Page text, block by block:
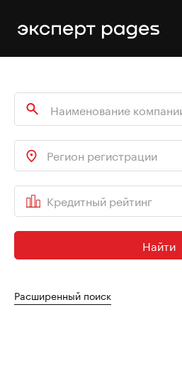
Регион регистрации
Кредитный рейтинг
Найти
Расширенный поиск